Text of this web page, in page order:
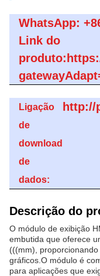
WhatsApp:
Link do
Ligação
de
download
de
dados:
http://
Descrição do
O módulo de exibição
embutida que oferece
(((mm),
gráficos.O módulo é
para aplicações que